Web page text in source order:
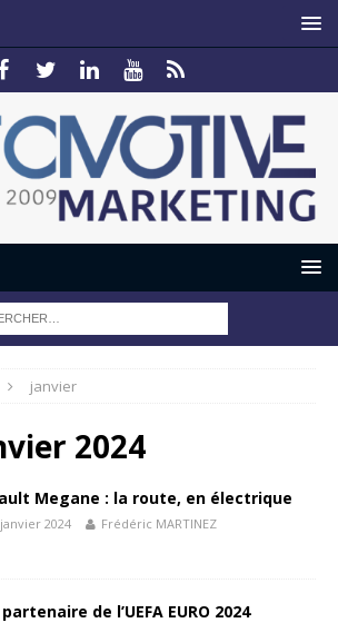
janvier
2024
Megane : la route, en électrique
2024 Frédéric MARTINEZ
partenaire de l’UEFA EURO 2024